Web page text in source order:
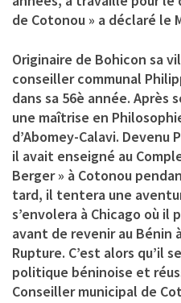
de Cotonou » a déclaré le
Originaire de Bohicon sa
conseiller communal
dans sa 56è année.
une maîtrise en
d’Abomey-Calavi.
il avait enseigné au
Berger » à Cotonou
tard, il tentera une
s’envolera à Chicago où il
avant de revenir au Bénin
Rupture. C’est alors qu’il
politique béninoise et
Conseiller municipal de